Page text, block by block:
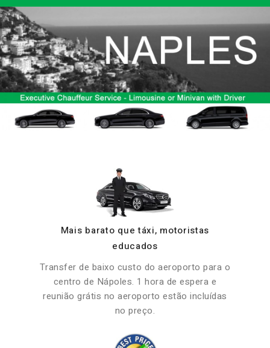
Mais barato que táxi, motoristas
educados
Transfer de baixo custo do aeroporto para o
centro de Nápoles. 1 hora de espera e
reunião grátis no aeroporto estão incluídas
no preço.